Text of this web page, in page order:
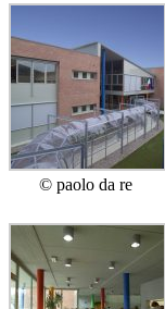
© paolo da re